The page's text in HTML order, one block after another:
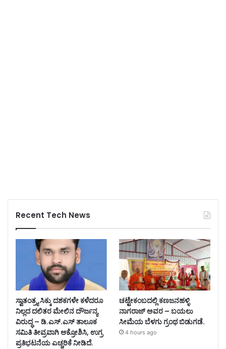
Recent Tech News
ಸ್ವಾತಂತ್ರ್ಯ ಸಿಕ್ಕು ದಶಕಗಳೇ ಕಳೆದರೂ
ನಿಲ್ಲದ ದಲಿತರ ಮೇಲಿನ ದೌರ್ಜನ್ಯ
ವಿರುದ್ಧ – ಡಿ.ಎಸ್.ಎಸ್ ತಾಲೂಕ
ಸಮಿತಿ ತೀವ್ರವಾಗಿ ಆಕ್ರೋಶಿಸಿ, ಉಗ್ರ
ಪ್ರತಿಭಟನೆಯ ಎಚ್ಚರಿಕೆ ನೀಡಿದೆ.
ಚಟ್ಟೇಕಂಬದಲ್ಲಿ ಕಣಜನಹಳ್ಳಿ
ನಾಗರಾಜ್ ಅವರ – ಬಯಲು
ಸೀಮೆಯ ಬೆಳಗು ಗ್ರಂಥ ಬಿಡುಗಡೆ.
4 hours ago